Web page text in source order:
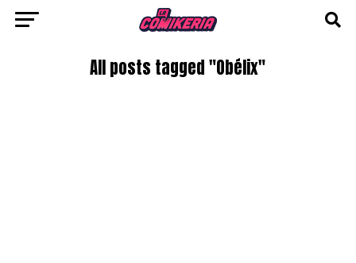
All posts tagged "Obélix"